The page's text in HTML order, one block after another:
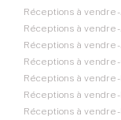
Réceptions à vendre -
Réceptions à vendre
Réceptions à vendre
Réceptions à vendre -
Réceptions à vendre -
Réceptions à vendre -
Réceptions à vendre -